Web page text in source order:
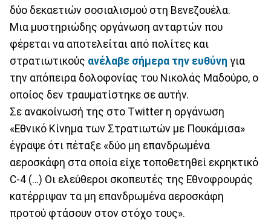
δύο δεκαετιών σοσιαλισμού στη Βενεζουέλα.
Μια μυστηριώδης οργάνωση ανταρτών που
φέρεται να αποτελείται από πολίτες και
στρατιωτικούς ανέλαβε σήμερα την ευθύνη για
την απόπειρα δολοφονίας του Νικολάς Μαδούρο, ο
οποίος δεν τραυματίστηκε σε αυτήν.
Σε ανακοίνωσή της στο Twitter η οργάνωση
«Εθνικό Κίνημα των Στρατιωτών με Πουκάμισα»
έγραψε ότι πέταξε «δύο μη επανδρωμένα
αεροσκάφη στα οποία είχε τοποθετηθεί εκρηκτικό
C-4 (…) Οι ελεύθεροι σκοπευτές της Εθνοφρουράς
κατέρριψαν τα μη επανδρωμένα αεροσκάφη
προτού φτάσουν στον στόχο τους».